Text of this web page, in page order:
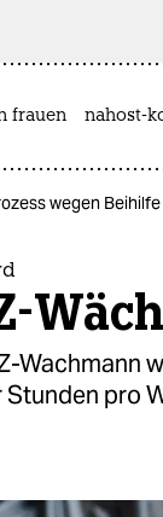
frauen nahost-
wegen
Wachmann
pro